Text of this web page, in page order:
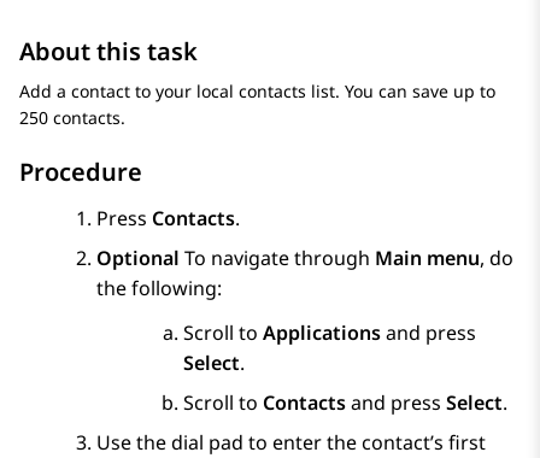
About this task
Add a contact to your local contacts list. You can save up to
250 contacts.
Procedure
Press Contacts.
Optional To navigate through Main menu, do
the following:
Scroll to Applicationsand press
Select.
Scroll to Contactsand press Select.
Use the dial pad to enter the contact’s first